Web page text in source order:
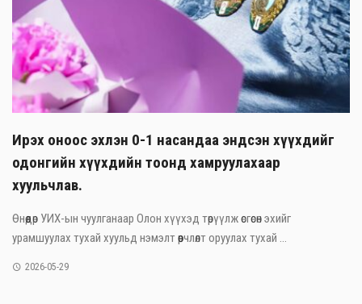
Ирэх оноос эхлэн 0-1 насандаа эндсэн хүүхдийг
одонгийн хүүхдийн тоонд хамруулахаар
хуульчлав.
Өнөөдөр УИХ-ын чуулганаар Олон хүүхэд төрүүлж өсгөсөн эхийг
урамшуулах тухай хуульд нэмэлт өөрчлөлт оруулах тухай ...
2026-05-29